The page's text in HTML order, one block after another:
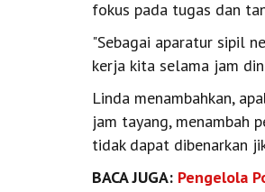
fokus pada tugas dan
"Sebagai aparatur sipil
kerja kita selama jam
Linda menambahkan,
jam tayang, menambah
tidak dapat dibenarkan
BACA JUGA: Pengelola